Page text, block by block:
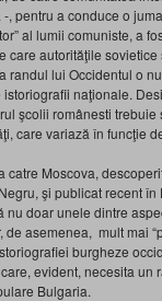
pentru a conduce o
al lumii comuniste, a
care autorităţile
randul lui Occidentul o
naţionale.
şcolii românesti trebuie
care variază în funcţie
Moscova,
şi publicat recent
doar unele dintre
asemenea, mult mai
burgheze
evident, necesita
Bulgaria.